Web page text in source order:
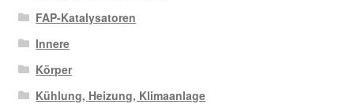
FAP-Katalysatoren
Innere
Körper
Kühlung, Heizung, Klimaanlage